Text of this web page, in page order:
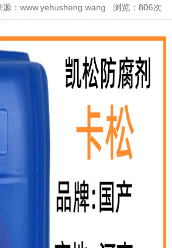
：www.yehusheng.wang 浏览：806次